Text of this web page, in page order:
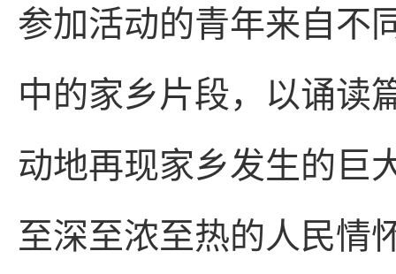
参加活动的青年来自不
中的家乡片段，以诵读
动地再现家乡发生的巨
至深至浓至热的人民情